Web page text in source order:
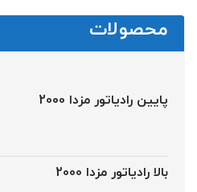
محصولات
پایین رادیاتور مزدا 2000
بالا رادیاتور مزدا 2000